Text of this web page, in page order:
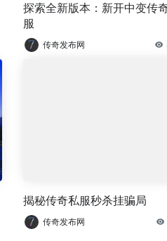
探索全新版本：新开中变传
服
传奇发布网
揭秘传奇私服秒杀挂骗局
传奇发布网